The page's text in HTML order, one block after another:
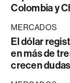
Colombia y
MERCADOS
El dólar
en más de
crecen